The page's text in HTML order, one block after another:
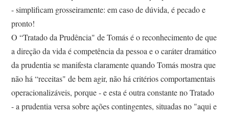
- simplificam grosseiramente: em caso de dúvida, é pecado e
pronto!
O “Tratado da Prudência" de Tomás é o reconhecimento de que
a direção da vida é competência da pessoa e o caráter dramático
da prudentia se manifesta claramente quando Tomás mostra que
não há “receitas" de bem agir, não há critérios comportamentais
operacionalizáveis, porque - e esta é outra constante no Tratado
- a prudentia versa sobre ações contingentes, situadas no "aqui e